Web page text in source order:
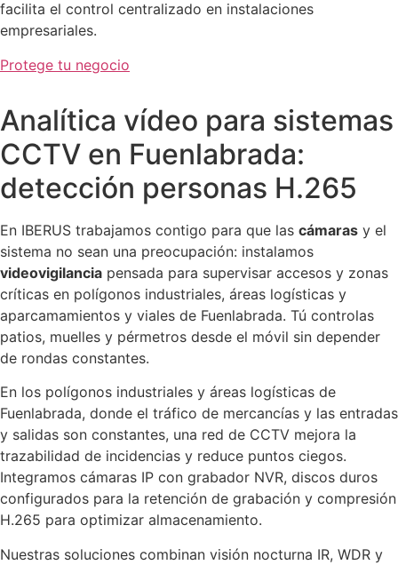
facilita el control centralizado en instalaciones
empresariales.
Protege tu negocio
Analítica vídeo para sistemas
CCTV en Fuenlabrada:
detección personas H.265
En IBERUS trabajamos contigo para que las cámaras y el
sistema no sean una preocupación: instalamos
videovigilancia pensada para supervisar accesos y zonas
críticas en polígonos industriales, áreas logísticas y
aparcamamientos y viales de Fuenlabrada. Tú controlas
patios, muelles y pérmetros desde el móvil sin depender
de rondas constantes.
En los polígonos industriales y áreas logísticas de
Fuenlabrada, donde el tráfico de mercancías y las entradas
y salidas son constantes, una red de CCTV mejora la
trazabilidad de incidencias y reduce puntos ciegos.
Integramos cámaras IP con grabador NVR, discos duros
configurados para la retención de grabación y compresión
H.265 para optimizar almacenamiento.
Nuestras soluciones combinan visión nocturna IR, WDR y